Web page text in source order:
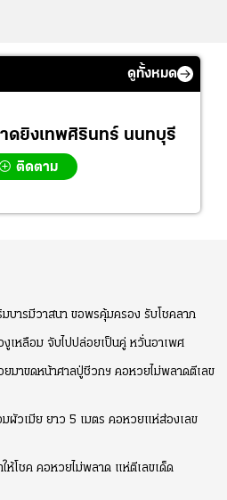
ดูทั้งหมด
ดยิงเทพศิรินทร์ นนทบุรี
ติดตาม
บารมีวาสนา ขอพรคุ้มครอง รับโชคลาภ
เหลือม จับไปปล่อยเป็นคู่ หวั่นอาเพศ
ยมาขดหน้าศาลปู่ชีวกฯ คอหวยไม่พลาดตีเลข
ผัวเมีย ยาว 5 เมตร คอหวยแห่ส่องเลข
ห้โชค คอหวยไม่พลาด แห่ตีเลขเด็ด